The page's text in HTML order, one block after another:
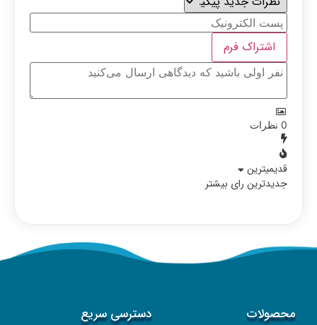
0 نظرات
قدیمیترین
جدیدترین رای بیشتر
محصولات دسترسی سریع